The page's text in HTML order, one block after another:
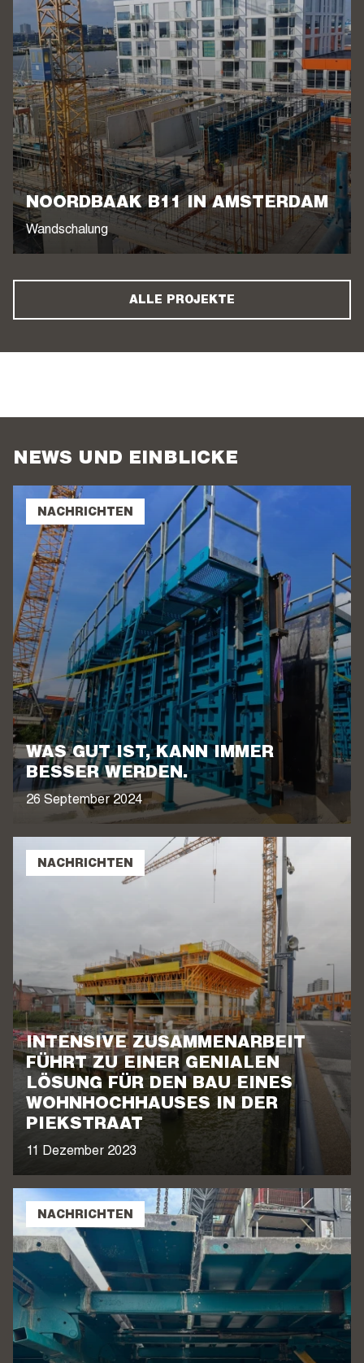
NOORDBAAK B11 IN AMSTERDAM
Wandschalung
ALLE PROJEKTE
NEWS UND EINBLICKE
NACHRICHTEN
WAS GUT IST, KANN IMMER
BESSER WERDEN.
26 September 2024
NACHRICHTEN
INTENSIVE ZUSAMMENARBEIT
FÜHRT ZU EINER GENIALEN
LÖSUNG FÜR DEN BAU EINES
WOHNHOCHHAUSES IN DER
PIEKSTRAAT
11 Dezember 2023
NACHRICHTEN